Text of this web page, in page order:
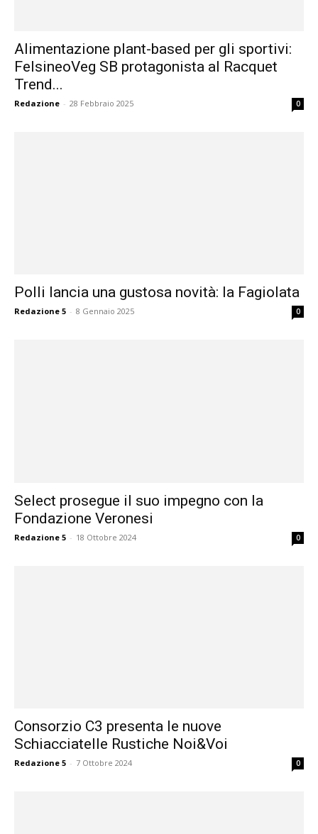
Alimentazione plant-based per gli sportivi:
FelsineoVeg SB protagonista al Racquet
Trend...
Redazione - 28 Febbraio 2025 0
Polli lancia una gustosa novità: la Fagiolata
Redazione 5 - 8 Gennaio 2025 0
Select prosegue il suo impegno con la
Fondazione Veronesi
Redazione 5 - 18 Ottobre 2024 0
Consorzio C3 presenta le nuove
Schiacciatelle Rustiche Noi&Voi
Redazione 5 - 7 Ottobre 2024 0